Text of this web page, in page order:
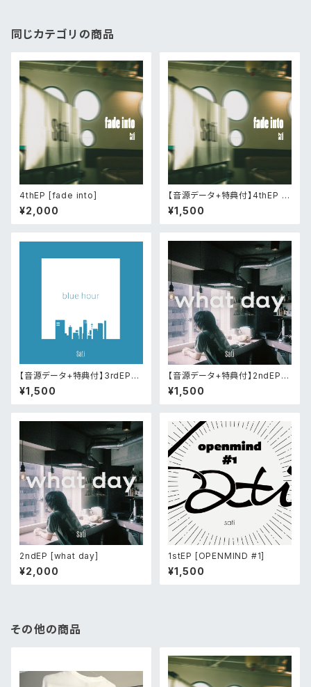
同じカテゴリの商品
4thEP [fade into]
¥2,000
【音源データ+特典付】4thEP [f
ade into]
¥1,500
【音源データ+特典付】3rdEP
[blue hour]
¥1,500
【音源データ+特典付】2ndEP
[what day]
¥1,500
2ndEP [what day]
¥2,000
1stEP [OPENMIND #1]
¥1,500
その他の商品